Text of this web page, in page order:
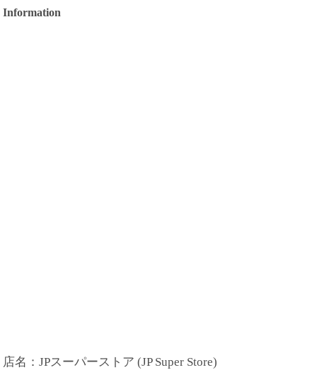
Information
店名：JPスーパーストア (JP Super Store)